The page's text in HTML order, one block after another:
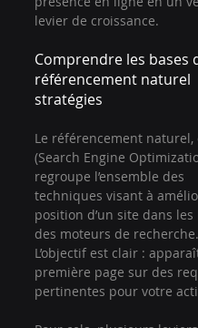
levier de croissance.
Comprendre les bases
référencement naturel
stratégies
Le référencement naturel,
(Search Engine
regroupe l’ensemble des
techniques visant à
position d’un site dans
des moteurs de recherche.
L’objectif est clair :
première page sur des
pertinentes pour votre